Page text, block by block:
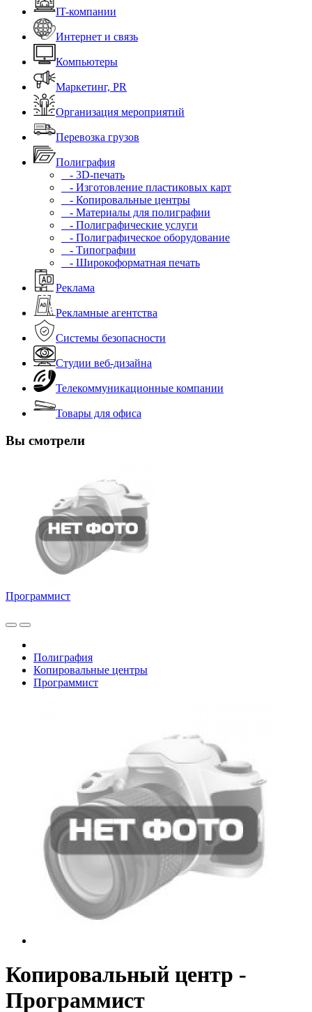
IT-компании
Интернет и связь
Компьютеры
Маркетинг, PR
Организация мероприятий
Перевозка грузов
Полиграфия
- 3D-печать
- Изготовление пластиковых карт
- Копировальные центры
- Материалы для полиграфии
- Полиграфические услуги
- Полиграфическое оборудование
- Типографии
- Широкоформатная печать
Реклама
Рекламные агентства
Системы безопасности
Студии веб-дизайна
Телекоммуникационные компании
Товары для офиса
Вы смотрели
Программист
Полиграфия
Копировальные центры
Программист
Копировальный центр -
Программист